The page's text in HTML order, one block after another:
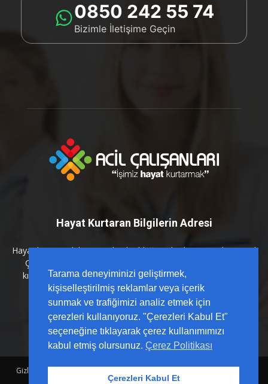
0850 242 55 74
Bizimle İletişime Geçin
Hayat Kurtaran Bilgilerin Adresi
Hayat kurtaran bilginin en kritik olduğu anlarda yanınızdayız. Acil
Çalışanları platformu olarak; sahada karşılığı olan, güncel
kılavuzlarla desteklenmiş ve hızlı erişilebilir içerikleri sizlerle
buluşturuyoruz.
Gizlilik Politikası
Tarama deneyiminizi geliştirmek,
kişiselleştirilmiş reklamlar veya içerik
sunmak ve trafiğimizi analiz etmek için
çerezleri kullanıyoruz. "Çerezleri Kabul Et"
seçeneğine tıklayarak çerez kullanımımızı
kabul etmiş olursunuz. Çerez Politikası
Çerezleri Kabul Et